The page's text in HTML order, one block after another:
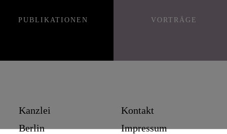
PUBLIKATIONEN VORTRÄGE
Kanzlei
Berlin
Kontakt
Impressum